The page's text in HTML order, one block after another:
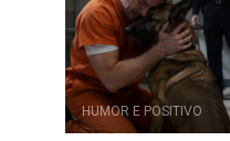
HUMOR E POSITIVO